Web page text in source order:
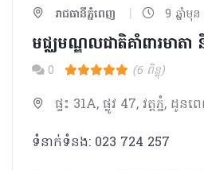
រាជធានីភ្នំពេញ | 9 ឆ្នាំមុន
មជ្ឈមណ្ឌលជាតិគាំពារមាតា​
0 (6 ពិន្ទុ)
ផ្ទះ 31A, ផ្លូវ 47, វត្ដភ្នំ, ដូនព
ទំនាក់ទំនង: 023 724 257